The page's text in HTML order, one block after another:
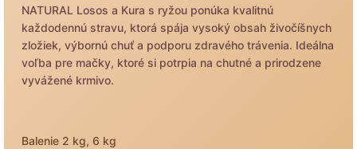
NATURAL Losos a Kura s ryžou ponúka kvalitnú
každodennú stravu, ktorá spája vysoký obsah živočíšnych
zložiek, výbornú chuť a podporu zdravého trávenia. Ideálna
voľba pre mačky, ktoré si potrpia na chutné a prirodzene
vyvážené krmivo.
Balenie 2 kg, 6 kg